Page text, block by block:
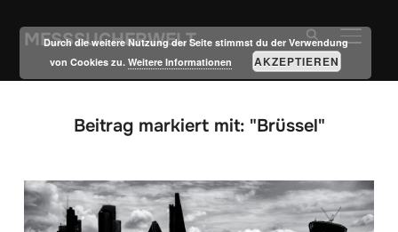
MESSSUCHERWELT
Beitrag markiert mit: "Brüssel"
Durch die weitere Nutzung der Seite stimmst du der Verwendung
von Cookies zu.Weitere Informationen AKZEPTIEREN